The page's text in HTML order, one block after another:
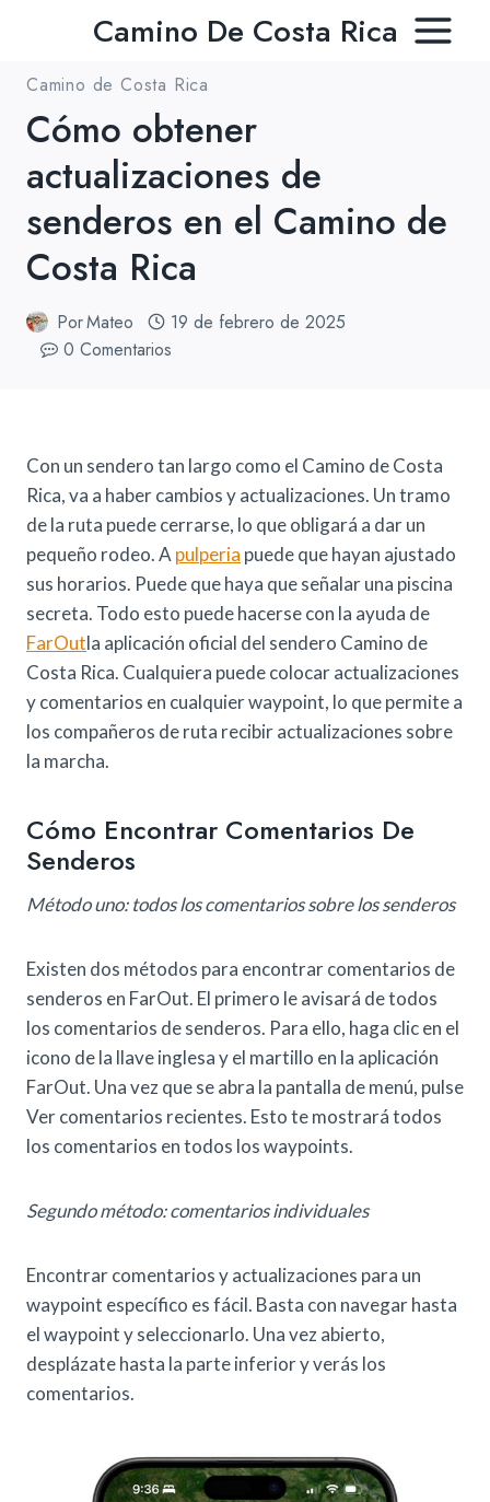
contenido
Camino De Costa Rica
Camino de Costa Rica
Cómo obtener
actualizaciones de
senderos en el Camino de
Costa Rica
PorMateo
19 de febrero de 2025
0 Comentarios
Con un sendero tan largo como el Camino de Costa
Rica, va a haber cambios y actualizaciones. Un tramo
de la ruta puede cerrarse, lo que obligará a dar un
pequeño rodeo. A pulperia puede que hayan ajustado
sus horarios. Puede que haya que señalar una piscina
secreta. Todo esto puede hacerse con la ayuda de
FarOutla aplicación oficial del sendero Camino de
Costa Rica. Cualquiera puede colocar actualizaciones
y comentarios en cualquier waypoint, lo que permite a
los compañeros de ruta recibir actualizaciones sobre
la marcha.
Cómo Encontrar Comentarios De
Senderos
Método uno: todos los comentarios sobre los senderos
Existen dos métodos para encontrar comentarios de
senderos en FarOut. El primero le avisará de todos
los comentarios de senderos. Para ello, haga clic en el
icono de la llave inglesa y el martillo en la aplicación
FarOut. Una vez que se abra la pantalla de menú, pulse
Ver comentarios recientes. Esto te mostrará todos
los comentarios en todos los waypoints.
Segundo método: comentarios individuales
Encontrar comentarios y actualizaciones para un
waypoint específico es fácil. Basta con navegar hasta
el waypoint y seleccionarlo. Una vez abierto,
desplázate hasta la parte inferior y verás los
comentarios.